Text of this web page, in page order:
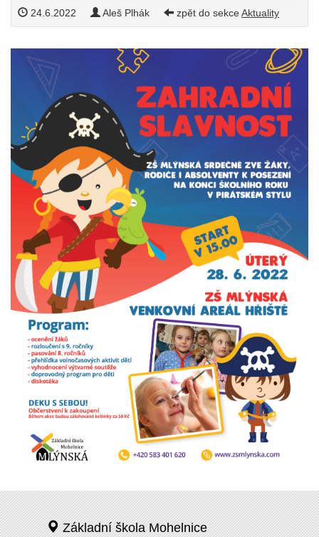
24.6.2022 Aleš Plhák zpět do sekceAktuality
Základní škola Mohelnice